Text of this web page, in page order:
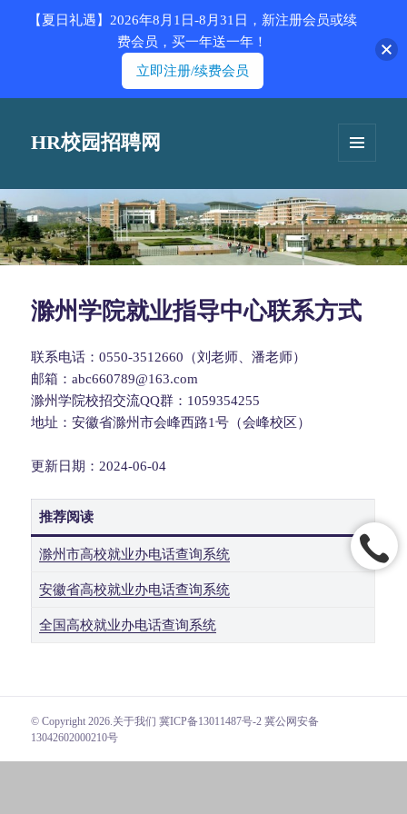
HR校园招聘网
滁州学院就业指导中心联系方式
联系电话：0550-3512660（刘老师、潘老师）
邮箱：abc660789@163.com
滁州学院校招交流QQ群：1059354255
地址：安徽省滁州市会峰西路1号（会峰校区）
更新日期：2024-06-04
推荐阅读
滁州市高校就业办电话查询系统
安徽省高校就业办电话查询系统
全国高校就业办电话查询系统
© Copyright 2026. 关于我们 冀ICP备13011487号-2 冀公网安备
13042602000210号
【夏日礼遇】2026年8月1日-8月31日，新注册会员或续
费会员，买一年送一年！
立即注册/续费会员